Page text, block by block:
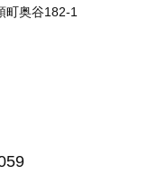
町奥谷182-1